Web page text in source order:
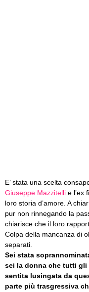
E’ stata una scelta
Giuseppe Mazzitelli e l’ex
loro storia d’amore. A
pur non rinnegando la
chiarisce che il loro
Colpa della mancanza di
separati.
Sei stata
sei la donna che tutti gli
sentita lusingata da
parte più trasgressiva